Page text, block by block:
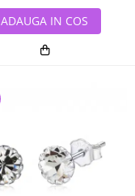
ADAUGA IN COS